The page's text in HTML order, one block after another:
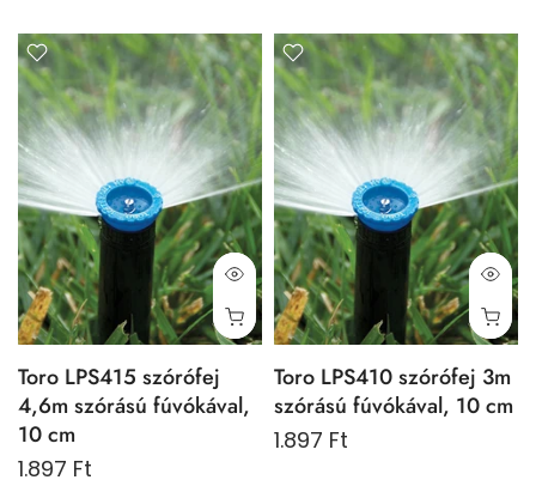
Toro LPS415 szórófej
4,6m szórású fúvókával,
10 cm
1.897 Ft
Toro LPS410 szórófej 3m
szórású fúvókával, 10 cm
1.897 Ft